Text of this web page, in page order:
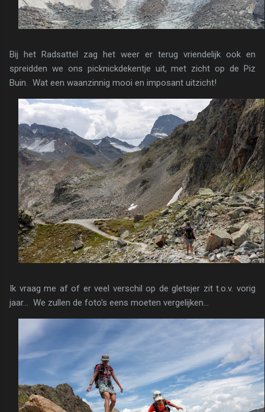
Bij het Radsattel zag het weer er terug vriendelijk ook en
spreidden we ons picknickdekentje uit, met zicht op de Piz
Buin. Wat een waanzinnig mooi en imposant uitzicht!
Ik vraag me af of er veel verschil op de gletsjer zit t.o.v. vorig
jaar... We zullen de foto's eens moeten vergelijken...